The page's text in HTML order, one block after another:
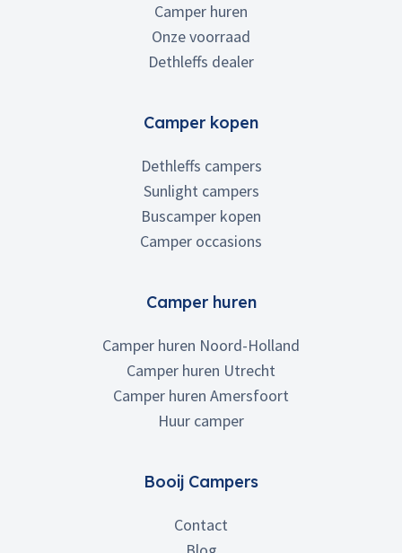
Camper huren
Onze voorraad
Dethleffs dealer
Camper kopen
Dethleffs campers
Sunlight campers
Buscamper kopen
Camper occasions
Camper huren
Camper huren Noord-Holland
Camper huren Utrecht
Camper huren Amersfoort
Huur camper
Booij Campers
Contact